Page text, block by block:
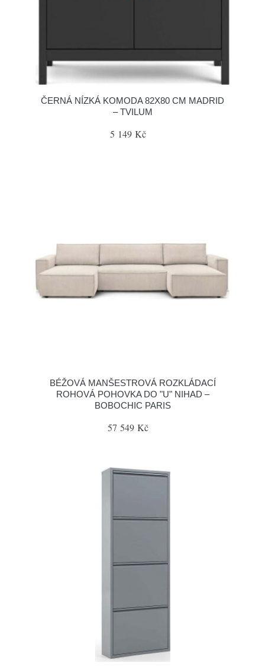
ČERNÁ NÍZKÁ KOMODA 82X80 CM MADRID
– TVILUM
5 149 Kč
BÉŽOVÁ MANŠESTROVÁ ROZKLÁDACÍ
ROHOVÁ POHOVKA DO "U" NIHAD –
BOBOCHIC PARIS
57 549 Kč